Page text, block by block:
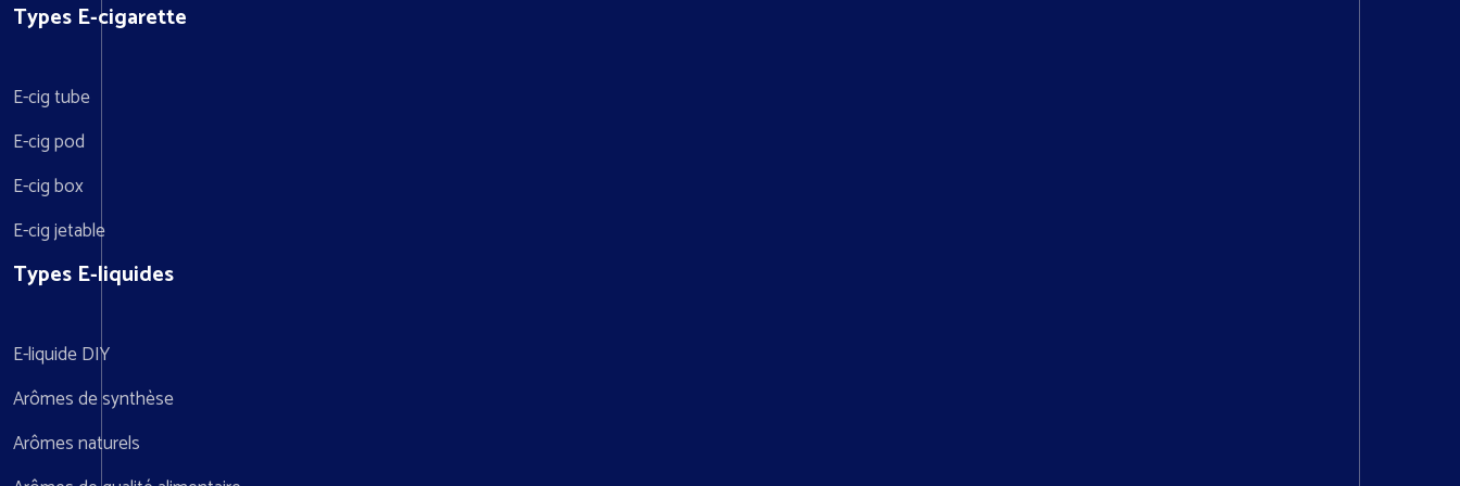
Types E-cigarette
E-cig tube
E-cig pod
E-cig box
E-cig jetable
Types E-liquides
E-liquide DIY
Arômes de synthèse
Arômes naturels